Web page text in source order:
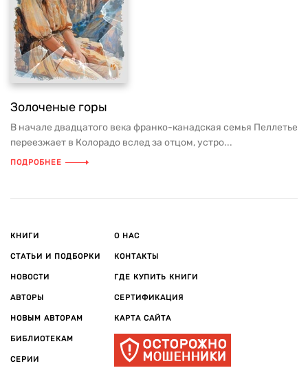
Золоченые горы
В начале двадцатого века франко-канадская семья Пеллетье
переезжает в Колорадо вслед за отцом, устро...
ПОДРОБНЕЕ
КНИГИ
СТАТЬИ И ПОДБОРКИ
НОВОСТИ
АВТОРЫ
НОВЫМ АВТОРАМ
БИБЛИОТЕКАМ
СЕРИИ
О НАС
КОНТАКТЫ
ГДЕ КУПИТЬ КНИГИ
СЕРТИФИКАЦИЯ
КАРТА САЙТА